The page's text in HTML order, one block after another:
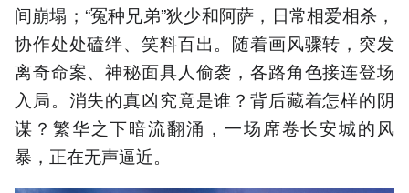
间崩塌；“冤种兄弟”狄少和阿萨，日常相爱相杀，
协作处处磕绊、笑料百出。随着画风骤转，突发
离奇命案、神秘面具人偷袭，各路角色接连登场
入局。消失的真凶究竟是谁？背后藏着怎样的阴
谋？繁华之下暗流翻涌，一场席卷长安城的风
暴，正在无声逼近。